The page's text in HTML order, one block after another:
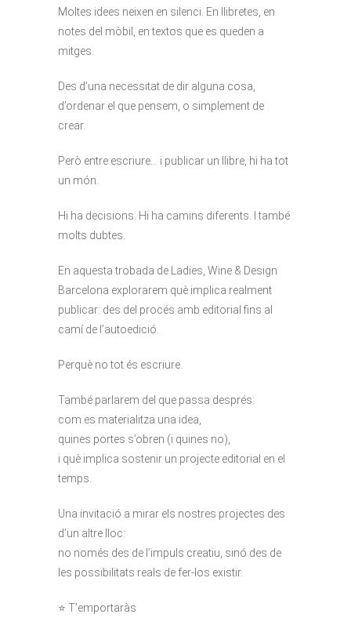
Moltes idees neixen en silenci. En llibretes, en
notes del mòbil, en textos que es queden a
mitges.
Des d’una necessitat de dir alguna cosa,
d’ordenar el que pensem, o simplement de
crear.
Però entre escriure… i publicar un llibre, hi ha tot
un món.
Hi ha decisions. Hi ha camins diferents. I també
molts dubtes.
En aquesta trobada de Ladies, Wine & Design
Barcelona explorarem què implica realment
publicar: des del procés amb editorial fins al
camí de l’autoedició.
Perquè no tot és escriure.
També parlarem del que passa després:
com es materialitza una idea,
quines portes s’obren (i quines no),
i què implica sostenir un projecte editorial en el
temps.
Una invitació a mirar els nostres projectes des
d’un altre lloc:
no només des de l’impuls creatiu, sinó des de
les possibilitats reals de fer-los existir.
⭐️ T’emportaràs